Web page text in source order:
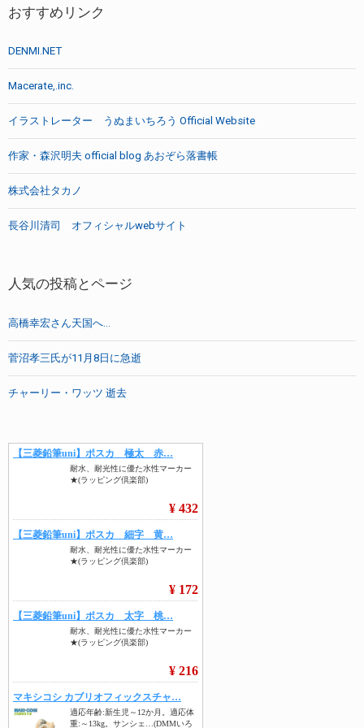
おすすめリンク
DENMI.NET
Macerate,.inc.
イラストレーター うぬまいちろう Official Website
作家・森沢明夫 official blog あおぞら落書帳
株式会社タカノ
長谷川清司 オフィシャルwebサイト
人気の投稿とページ
高橋幸宏さん天国へ…
菅沼孝三氏が11月8日に急逝
チャーリー・ワッツ 逝去